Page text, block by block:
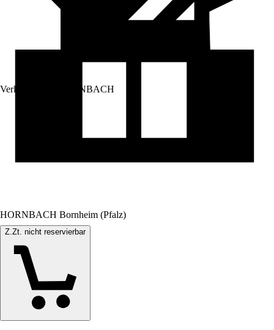
Verkauf durch: HORNBACH
HORNBACH Bornheim (Pfalz)
Z.Zt. nicht reservierbar